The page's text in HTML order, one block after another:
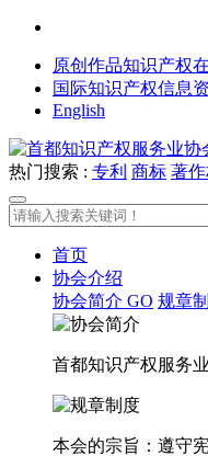
原创作品知识产权
国际知识产权信息
English
热门搜索 : 专利 商标 著
首页
协会介绍
协会简介 GO 规章
首都知识产权服务
本会的宗旨：遵守